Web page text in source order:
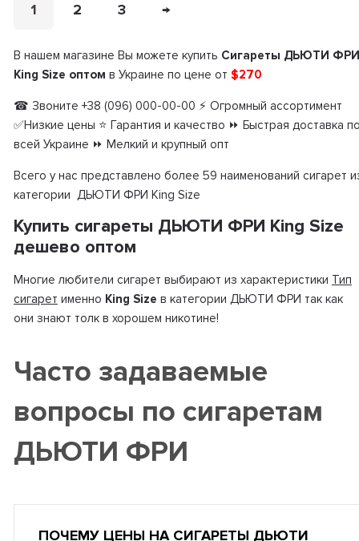
1 2 3 →
В нашем магазине Вы можете купить Сигареты ДЬЮТИ ФРИ
King Size оптом в Украине по цене от $270
☎ Звоните +38 (096) 000-00-00 ⚡ Огромный ассортимент
✅Низкие цены ⭐ Гарантия и качество ⏩ Быстрая доставка
всей Украине ⏩ Мелкий и крупный опт
Всего у нас представлено более 59 наименований сигарет
категории ДЬЮТИ ФРИ King Size
Купить сигареты ДЬЮТИ ФРИ King Size
дешево оптом
Многие любители сигарет выбирают из характеристики Тип
сигарет именно King Size в категории ДЬЮТИ ФРИ так как
они знают толк в хорошем никотине!
Часто задаваемые
вопросы по сигаретам
ДЬЮТИ ФРИ
ПОЧЕМУ ЦЕНЫ НА СИГАРЕТЫ ДЬЮТИ